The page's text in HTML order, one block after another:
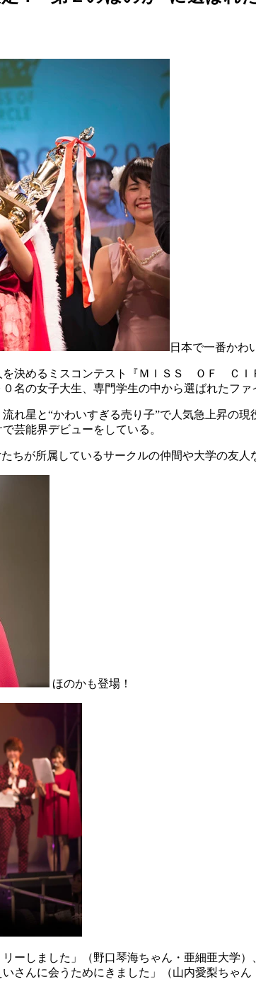
日本で一番かわ
を決めるミスコンテスト『ＭＩＳＳ ＯＦ
名の女子大生、専門学生の中から選ばれたファ
流れ星と“かわいすぎる売り子”で人気急上昇
芸能界デビューをしている。
ちが所属しているサークルの仲間や大学の友人
ほのかも登場！
ーしました」（野口琴海ちゃん・亜細亜大学
さんに会うためにきました」（山内愛梨ちゃ